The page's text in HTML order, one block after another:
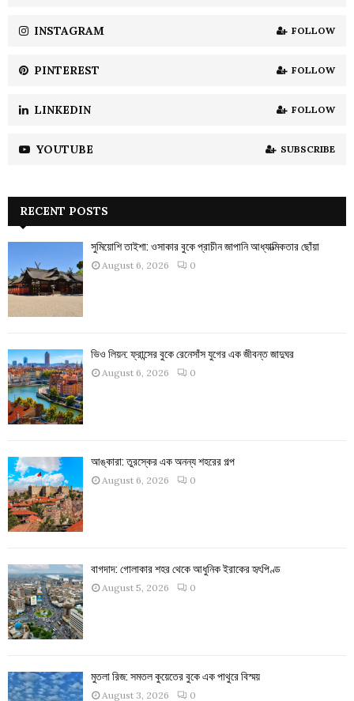
H
INSTAGRAM FOLLOW
PINTEREST FOLLOW
LINKEDIN FOLLOW
YOUTUBE SUBSCRIBE
RECENT POSTS
সুমিয়োশি তাইশা: ওসাকার বুকে প্রাচীন জাপানি আধ্যাত্মিকতার ছোঁয়া
August 6, 2026 0
ভিও লিয়ন: ফ্রান্সের বুকে রেনেসাঁস যুগের এক জীবন্ত জাদুঘর
August 6, 2026 0
আঙ্কারা: তুরস্কের এক অনন্য শহরের গল্প
August 6, 2026 0
বাগদাদ: গোলাকার শহর থেকে আধুনিক ইরাকের হৃৎপিণ্ড
August 5, 2026 0
মুতলা রিজ: সমতল কুয়েতের বুকে এক পাথুরে বিস্ময়
August 3, 2026 0